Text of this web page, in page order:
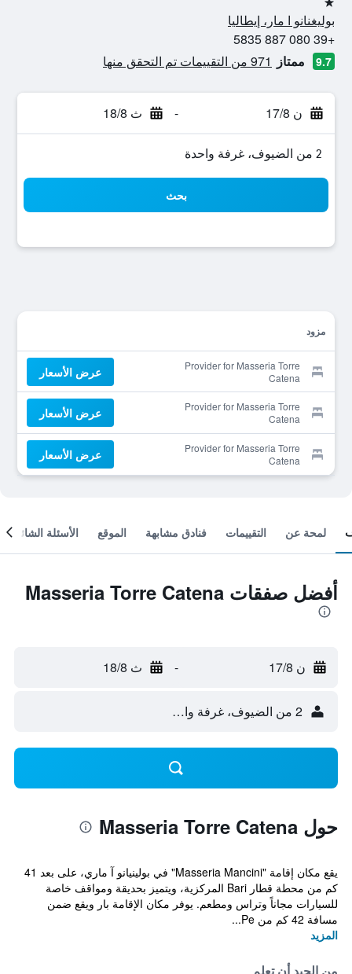
نجمة واحدة
بوليغنانو ا مار، إيطاليا
+39 080 887 5835
9.7 ممتاز 971 من التقييمات تم التحقق منها
ن 17/8 - ث 18/8
2 من الضيوف، غرفة واحدة
بحث
مزود
Provider for Masseria Torre
Catena
عرض الأسعار
Provider for Masseria Torre
Catena
عرض الأسعار
Provider for Masseria Torre
Catena
عرض الأسعار
لمحة عن التقييمات فنادق مشابهة الموقع الأسئلة الشائعة
أفضل صفقات Masseria Torre Catena
ن 17/8 - ث 18/8
2 من الضيوف، غرفة واحدة
حول Masseria Torre Catena
يقع مكان إقامة "Masseria Mancini" في بولينيانو آ ماري، على بعد 41
كم من محطة قطار Bari المركزية، ويتميز بحديقة ومواقف خاصة
للسيارات مجاناً وتراس ومطعم. يوفر مكان الإقامة بار ويقع ضمن
مسافة 42 كم من Pe...
المزيد
من الجيد أن تعلم